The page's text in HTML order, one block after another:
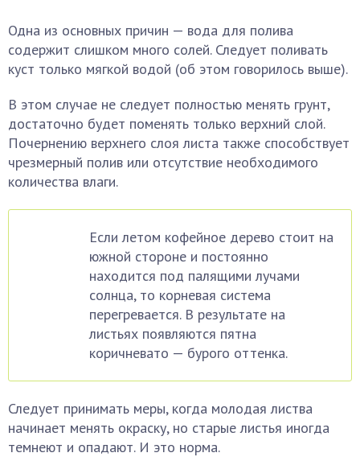
Одна из основных причин — вода для полива
содержит слишком много солей. Следует поливать
куст только мягкой водой (об этом говорилось выше).
В этом случае не следует полностью менять грунт,
достаточно будет поменять только верхний слой.
Почернению верхнего слоя листа также способствует
чрезмерный полив или отсутствие необходимого
количества влаги.
Если летом кофейное дерево стоит на
южной стороне и постоянно
находится под палящими лучами
солнца, то корневая система
перегревается. В результате на
листьях появляются пятна
коричневато — бурого оттенка.
Следует принимать меры, когда молодая листва
начинает менять окраску, но старые листья иногда
темнеют и опадают. И это норма.